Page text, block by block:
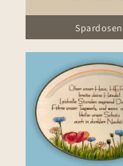
Spardosen